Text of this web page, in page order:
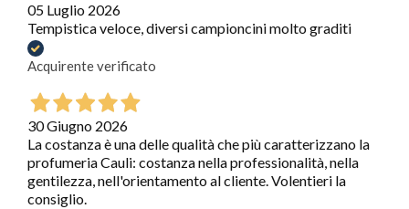
05 Luglio 2026
Tempistica veloce, diversi campioncini molto graditi
Acquirente verificato
30 Giugno 2026
La costanza è una delle qualità che più caratterizzano la
profumeria Cauli: costanza nella professionalità, nella
gentilezza, nell'orientamento al cliente. Volentieri la
consiglio.